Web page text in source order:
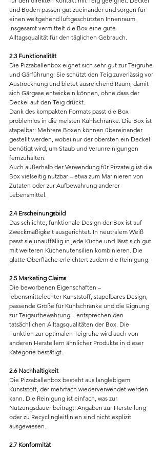
und Boden passen gut zueinander und sorgen für
einen weitgehend luftgeschützten Innenraum.
Insgesamt vermittelt die Box eine gute
Alltagsqualität für den täglichen Gebrauch.
2.3 Funktionalität
Die Pizzaballenbox eignet sich sehr gut zur Teigruhe
und Gärführung: Sie schützt den Teig zuverlässig vor
Austrocknung und bietet ausreichend Raum, damit
sich Gärgase entwickeln können, ohne dass der
Deckel auf den Teig drückt.
Dank des kompakten Formats passt die Box
problemlos in die meisten Kühlschränke. Die Box ist
stapelbar: Mehrere Boxen können übereinander
gestellt werden, wobei nur der obersten ein Deckel
benötigt wird, um Staub und Verunreinigungen
fernzuhalten.
Auch außerhalb der Verwendung für Pizzateig ist die
Box vielseitig nutzbar – etwa zum Marinieren von
Zutaten oder zur Aufbewahrung anderer
Lebensmittel.
2.4 Erscheinungsbild
Das schlichte, funktionale Design der Box ist auf
Zweckmäßigkeit ausgerichtet. In neutralem Weiß
passt sie unauffällig in jede Küche und lässt sich gut
mit weiteren Küchenutensilien kombinieren. Die
glatte Oberfläche erleichtert zudem die Reinigung.
2.5 Marketing Claims
Die beworbenen Eigenschaften –
lebensmittelechter Kunststoff, stapelbares Design,
passende Größe für Kühlschränke und die Eignung
zur Teigaufbewahrung – entsprechen den
tatsächlichen Alltagsqualitäten der Box. Die
Funktion zur optimalen Teigruhe wird auch von
anderen Herstellern ähnlicher Produkte in dieser
Kategorie bestätigt.
2.6 Nachhaltigkeit
Die Pizzaballenbox besteht aus langlebigem
Kunststoff, der mehrfach wiederverwendet werden
kann. Die Reinigung ist einfach, was zur
Nutzungsdauer beiträgt. Angaben zur Herstellung
oder zu Recyclingleitlinien sind nicht explizit
ausgewiesen.
2.7 Konformität